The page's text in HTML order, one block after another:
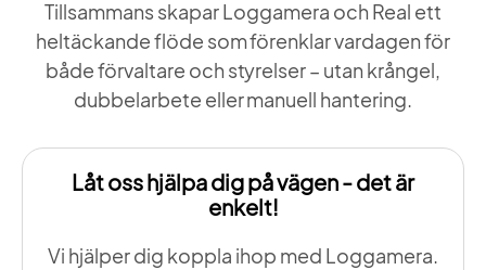
Tillsammans skapar Loggamera och Real ett
heltäckande flöde som förenklar vardagen för
både förvaltare och styrelser – utan krångel,
dubbelarbete eller manuell hantering.
Låt oss hjälpa dig på vägen - det är
enkelt!
Vi hjälper dig koppla ihop med Loggamera.